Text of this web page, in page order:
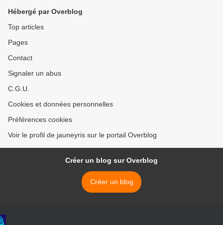
Hébergé par Overblog
Top articles
Pages
Contact
Signaler un abus
C.G.U.
Cookies et données personnelles
Préférences cookies
Voir le profil de jauneyris sur le portail Overblog
Créer un blog sur Overblog
Créer un blog